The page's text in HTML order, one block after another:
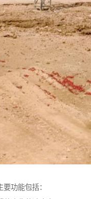
功能包括：